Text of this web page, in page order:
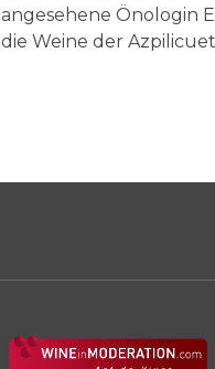
angesehene Önologin
die Weine der